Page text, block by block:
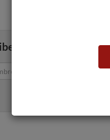
artículos como